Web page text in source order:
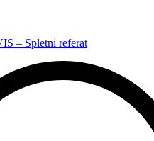
– Spletni referat